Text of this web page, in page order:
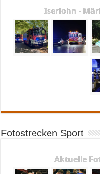
Iserlohn -
Fotostrecken Sport
Aktuelle